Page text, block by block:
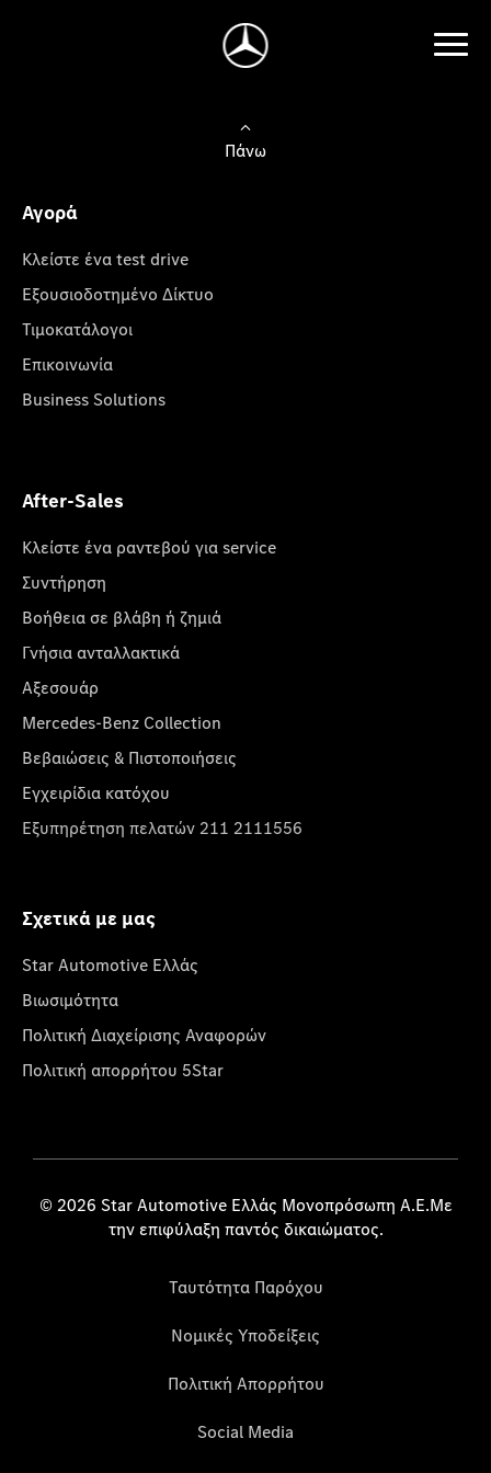
Πάνω
Αγορά
Κλείστε ένα test drive
Εξουσιοδοτημένο Δίκτυο
Τιμοκατάλογοι
Επικοινωνία
Business Solutions
After-Sales
Κλείστε ένα ραντεβού για service
Συντήρηση
Βοήθεια σε βλάβη ή ζημιά
Γνήσια ανταλλακτικά
Αξεσουάρ
Mercedes-Benz Collection
Βεβαιώσεις & Πιστοποιήσεις
Εγχειρίδια κατόχου
Εξυπηρέτηση πελατών 211 2111556
Σχετικά με μας
Star Automotive Ελλάς
Βιωσιμότητα
Πολιτική Διαχείρισης Αναφορών
Πολιτική απορρήτου 5Star
© 2026 Star Automotive Ελλάς Μονοπρόσωπη Α.Ε.Με
την επιφύλαξη παντός δικαιώματος.
Ταυτότητα Παρόχου
Νομικές Υποδείξεις
Πολιτική Απορρήτου
Social Media